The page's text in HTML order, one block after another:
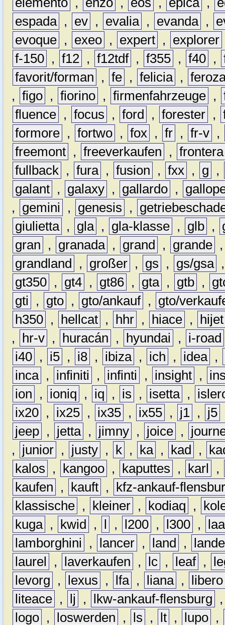
espada , ev , evalia , evanda ,
evoque , exeo , expert , explorer
f-150 , f12 , f12tdf , f355 , f40 ,
favorit/forman
, fe , felicia ,
, figo , fiorino , firmenfahrzeuge ,
fluence , focus , ford , forester ,
formore , fortwo , fox , fr , fr-v ,
freemont , freeverkaufen , frontera
fullback , fura , fusion , fxx , g
,
galant , galaxy , gallardo ,
,
gemini , genesis ,
giulietta , gla , gla-klasse , glb ,
gran
, granada , grand , grande
grandland
, großer , gs , gs/gsa
gt350 , gt4 , gt86 , gta , gtb ,
gti
, gto , gto/ankauf ,
gto/
h350 , hellcat , hhr , hiace ,
hijet
,
hr-v , huracán , hyundai ,
i-road
i40 , i5 , i8 , ibiza , ich , idea ,
inca , infiniti , infinti , insight ,
ion
, ioniq , iq , is , isetta ,
ix20 , ix25 , ix35 , ix55 , j1 , j5
jeep , jetta , jimny , joice ,
,
junior , justy , k , ka , kad ,
kalos
, kangoo , kaputtes , karl
,
kaufen
, kauft ,
kfz-ankauf-
klassische , kleiner , kodiaq ,
kuga , kwid , l , l200 , l300 ,
lamborghini
, lancer , land ,
laurel
, laverkaufen , lc , leaf ,
levorg
, lexus , lfa , liana ,
libero
liteace , lj , lkw-ankauf-flensburg
logo , loswerden , ls , lt , lupo ,